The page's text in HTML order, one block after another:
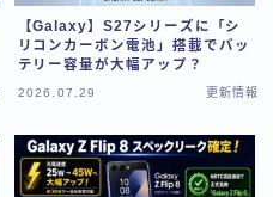
【Galaxy】S27シリーズに「シ
リコンカーボン電池」搭載でバッ
テリー容量が大幅アップ？
2026.07.29 更新情報